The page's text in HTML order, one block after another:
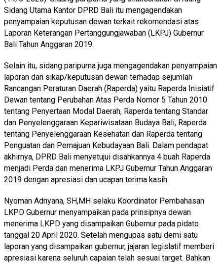
Sidang Utama Kantor DPRD Bali itu mengagendakan
penyampaian keputusan dewan terkait rekomendasi atas
Laporan Keterangan Pertanggungjawaban (LKPJ) Gubernur
Bali Tahun Anggaran 2019.
Selain itu, sidang paripurna juga mengagendakan penyampaian
laporan dan sikap/keputusan dewan terhadap sejumlah
Rancangan Peraturan Daerah (Raperda) yaitu Raperda Inisiatif
Dewan tentang Perubahan Atas Perda Nomor 5 Tahun 2010
tentang Penyertaan Modal Daerah, Raperda tentang Standar
dan Penyelenggaraan Kepariwisataan Budaya Bali, Raperda
tentang Penyelenggaraan Kesehatan dan Raperda tentang
Penguatan dan Pemajuan Kebudayaan Bali. Dalam pendapat
akhirnya, DPRD Bali menyetujui disahkannya 4 buah Raperda
menjadi Perda dan menerima LKPJ Gubernur Tahun Anggaran
2019 dengan apresiasi dan ucapan terima kasih.
Nyoman Adnyana, SH,MH selaku Koordinator Pembahasan
LKPD Gubernur menyampaikan pada prinsipnya dewan
menerima LKPD yang disampaikan Gubernur pada pidato
tanggal 20 April 2020. Setelah mengupas satu demi satu
laporan yang disampaikan gubernur, jajaran legislatif memberi
apresiasi karena seluruh capaian telah sesuai target. Bahkan